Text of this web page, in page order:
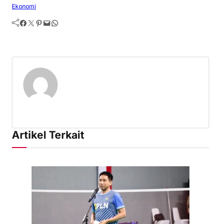
Ekonomi
Facebook Twitter Pinterest Mail WhatsApp
Artikel Terkait